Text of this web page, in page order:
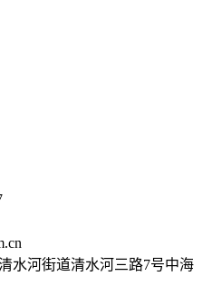
水河街道清水河三路7号中海